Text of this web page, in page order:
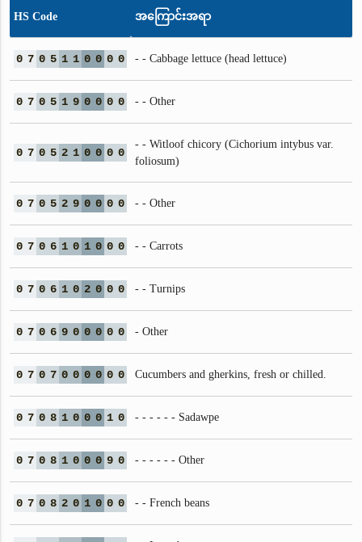
HS Code အကြောင်းအရာ
0 7 0 5 1 1 0 0 0 0 - - Cabbage lettuce (head lettuce)
0 7 0 5 1 9 0 0 0 0 - - Other
0 7 0 5 2 1 0 0 0 0
- - Witloof chicory (Cichorium intybus var.
foliosum)
0 7 0 5 2 9 0 0 0 0 - - Other
0 7 0 6 1 0 1 0 0 0 - - Carrots
0 7 0 6 1 0 2 0 0 0 - - Turnips
0 7 0 6 9 0 0 0 0 0 - Other
0 7 0 7 0 0 0 0 0 0 Cucumbers and gherkins, fresh or chilled.
0 7 0 8 1 0 0 0 1 0 - - - - - - Sadawpe
0 7 0 8 1 0 0 0 9 0 - - - - - - Other
0 7 0 8 2 0 1 0 0 0 - - French beans